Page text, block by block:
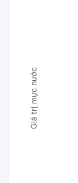
Giá trị mực nước